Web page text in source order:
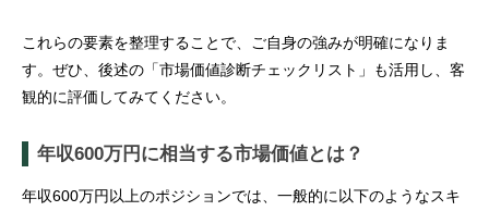
これらの要素を整理することで、ご自身の強みが明確になりま
す。ぜひ、後述の「市場価値診断チェックリスト」も活用し、客
観的に評価してみてください。
年収600万円に相当する市場価値とは？
年収600万円以上のポジションでは、一般的に以下のようなスキ